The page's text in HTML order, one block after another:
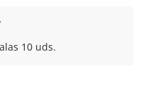
10 uds.